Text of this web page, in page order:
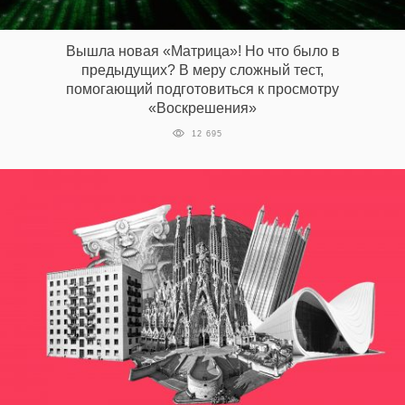
Вышла новая «Матрица»! Но что было в
предыдущих? В меру сложный тест,
помогающий подготовиться к просмотру
«Воскрешения»
12 695